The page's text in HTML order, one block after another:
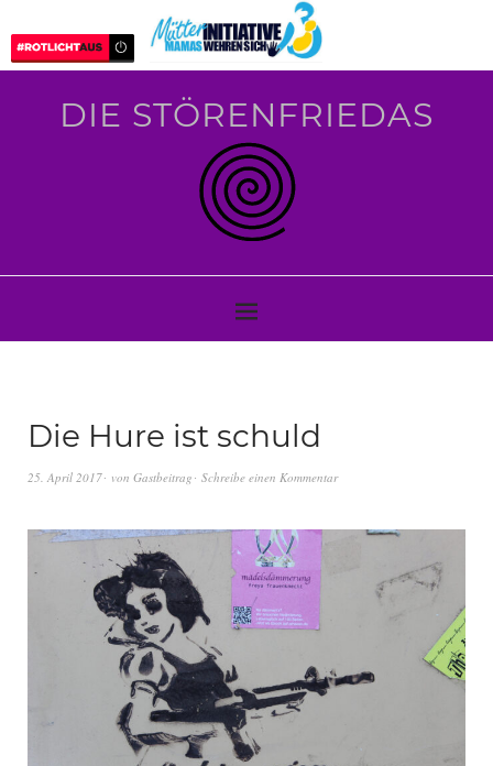
DIE STÖRENFRIEDAS
Die Hure ist schuld
25. April 2017 von Gastbeitrag Schreibe einen Kommentar